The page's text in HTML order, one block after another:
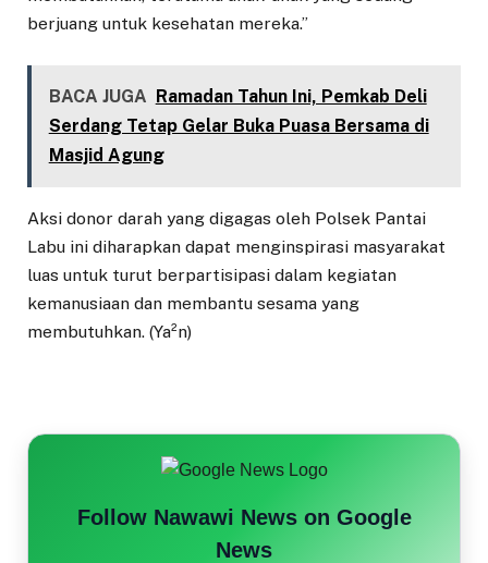
berjuang untuk kesehatan mereka.”
BACA JUGA
Ramadan Tahun Ini, Pemkab Deli
Serdang Tetap Gelar Buka Puasa Bersama di
Masjid Agung
Aksi donor darah yang digagas oleh Polsek Pantai
Labu ini diharapkan dapat menginspirasi masyarakat
luas untuk turut berpartisipasi dalam kegiatan
kemanusiaan dan membantu sesama yang
membutuhkan. (Ya²n)
Follow Nawawi News on Google
News